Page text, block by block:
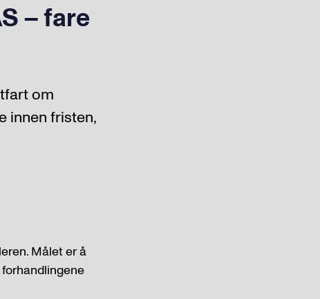
– fare
om
innen fristen,
Målet er å